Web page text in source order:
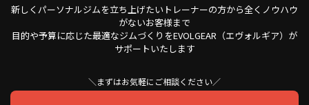
新しくパーソナルジムを立ち上げたいトレーナーの方から全くノウハウ
がないお客様まで
目的や予算に応じた最適なジムづくりをEVOLGEAR（エヴォルギア）が
サポートいたします
＼まずはお気軽にご相談ください／